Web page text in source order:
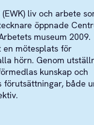
liv och arbete
öppnade
museum 2009.
en mötesplats för
hörn. Genom
kunskap och
förutsättningar, både